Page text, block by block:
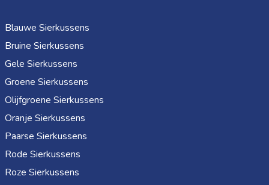
Blauwe Sierkussens
Bruine Sierkussens
Gele Sierkussens
Groene Sierkussens
Olijfgroene Sierkussens
Oranje Sierkussens
Paarse Sierkussens
Rode Sierkussens
Roze Sierkussens